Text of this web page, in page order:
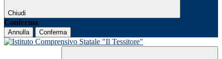
Chiudi
Conferma
Annulla Conferma